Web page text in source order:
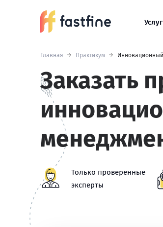
Главная Практикум
Заказать
Только проверенные
эксперты